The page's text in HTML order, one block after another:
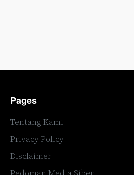
Pages
Tentang Kami
Privacy Policy
Disclaimer
Pedoman Media Siber